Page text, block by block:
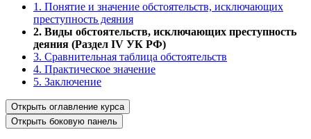
1. Понятие и значение обстоятельств, исключающих
преступность деяния
2. Виды обстоятельств, исключающих преступность
деяния (Раздел IV УК РФ)
3. Сравнительная таблица обстоятельств
4. Практическое значение
5. Заключение
Открыть оглавление курса
Открыть боковую панель